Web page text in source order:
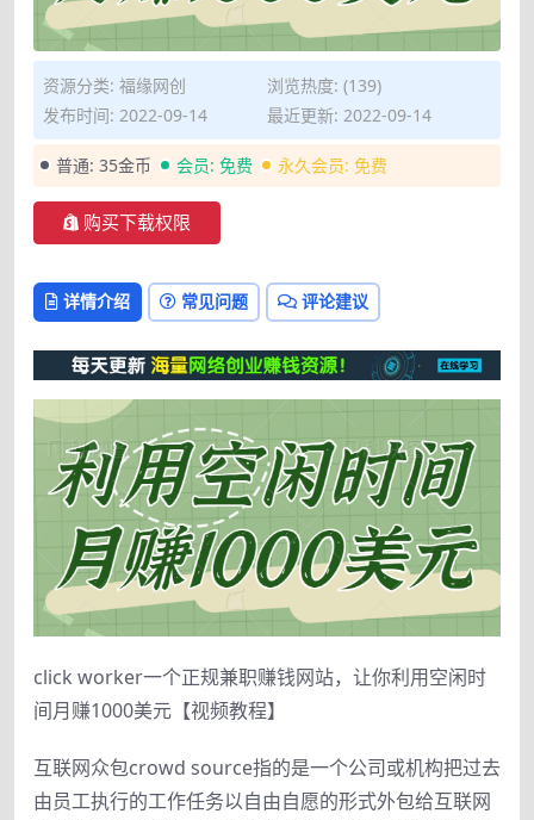
资源分类: 福缘网创
浏览热度: (139)
发布时间: 2022-09-14
最近更新: 2022-09-14
普通: 35金币 会员: 免费 永久会员: 免费
购买下载权限
详情介绍 常见问题 评论建议
click worker一个正规兼职赚钱网站，让你利用空闲时
间月赚1000美元【视频教程】
互联网众包crowd source指的是一个公司或机构把过去
由员工执行的工作任务以自由自愿的形式外包给互联网